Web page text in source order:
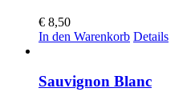
€ 8,50
In den Warenkorb Details
Sauvignon Blanc